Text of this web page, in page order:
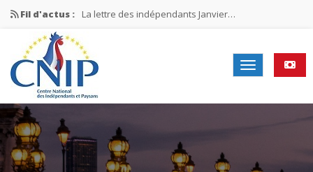
Fil d'actus : La lettre des indépendants Janvier…
La lettre des indépendants Novembre…
La lettre des indépendants Juin…
Mission nationale ÉLECTIONS MUNICIPALES 2026
La lettre des indépendants N°2-2026